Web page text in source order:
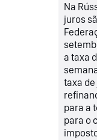
Na
juros
a taxa
taxa
para a
para o